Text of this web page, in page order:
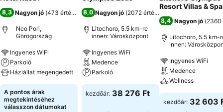
8,3 Nagyon jó (473 értékelés)
Neo Pori,
Görögország
Ingyenes WiFi
Parkoló
Háziállat megengedett
A pontos árak
megtekintéséhez
válasszon dátumokat
8,0 Nagyon jó (2072 értékelés
Litochoro, 5.5 km-re
innen: Városközpont
Ingyenes WiFi
Medence
Parkoló
kezdőár: 38 276 Ft
Resort Villas & Spa
8,4 Nagyon jó (2360
Litochoro, 5.5 km-
innen:
Ingyenes WiFi
Medence
Wellness
kezdőár: 32 603